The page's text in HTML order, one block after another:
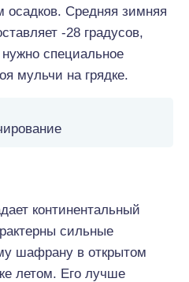
Средняя зимняя
-28 градусов,
специальное
мульчи на грядке.
континентальный
сильные
шафрану в открытом
летом. Его лучше